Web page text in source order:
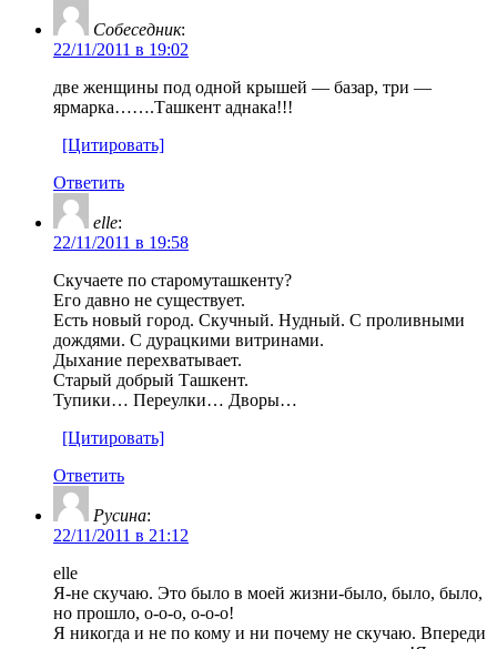
Собеседник:
22/11/2011 в 19:02
две женщины под одной крышей — базар, три —
ярмарка…….Ташкент аднака!!!
[Цитировать]
Ответить
elle:
22/11/2011 в 19:58
Скучаете по старомуташкенту?
Его давно не существует.
Есть новый город. Скучный. Нудный. С проливными
дождями. С дурацкими витринами.
Дыхание перехватывает.
Старый добрый Ташкент.
Тупики… Переулки… Дворы…
[Цитировать]
Ответить
Русина:
22/11/2011 в 21:12
elle
Я-не скучаю. Это было в моей жизни-было, было, было,
но прошло, о-о-о, о-о-о!
Я никогда и не по кому и ни почему не скучаю. Впереди